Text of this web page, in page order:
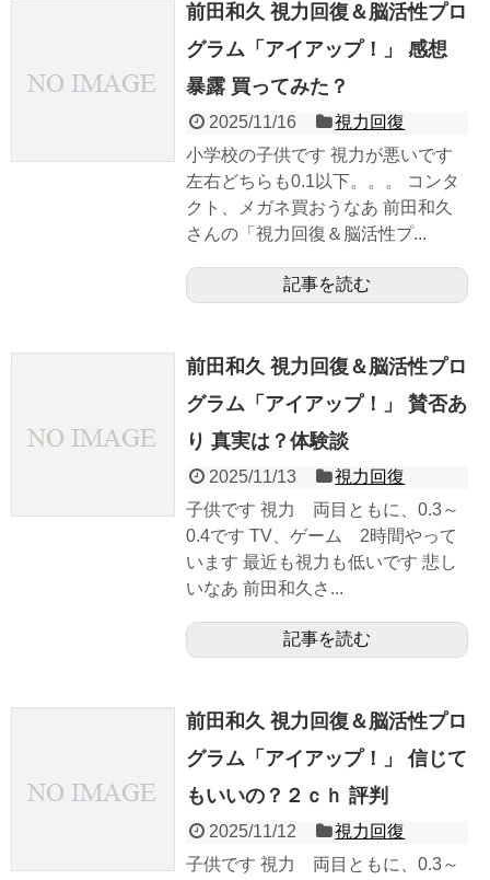
前田和久 視力回復＆脳活性プロ
グラム「アイアップ！」 感想
暴露 買ってみた？
2025/11/16
視力回復
小学校の子供です 視力が悪いです
左右どちらも0.1以下。。。 コンタ
クト、メガネ買おうなあ 前田和久
さんの「視力回復＆脳活性プ...
記事を読む
前田和久 視力回復＆脳活性プロ
グラム「アイアップ！」 賛否あ
り 真実は？体験談
2025/11/13
視力回復
子供です 視力 両目ともに、0.3～
0.4です TV、ゲーム 2時間やって
います 最近も視力も低いです 悲し
いなあ 前田和久さ...
記事を読む
前田和久 視力回復＆脳活性プロ
グラム「アイアップ！」 信じて
もいいの？２ｃｈ 評判
2025/11/12
視力回復
子供です 視力 両目ともに、0.3～